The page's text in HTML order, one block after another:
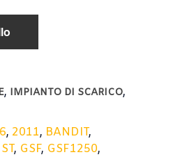
, IMPIANTO DI SCARICO,
, 2011, BANDIT,
, GSF, GSF1250,